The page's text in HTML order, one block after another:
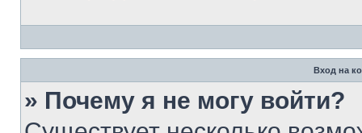
Вход на
» Почему я не могу войти?